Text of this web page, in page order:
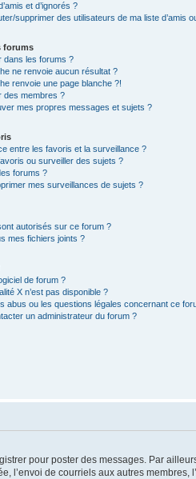
et d’ignorés ?
supprimer des utilisateurs de ma liste d’amis
forums
dans les forums ?
ne renvoie aucun résultat ?
renvoie une page blanche ?!
des membres ?
mes propres messages et sujets ?
entre les favoris et la surveillance ?
ou surveiller des sujets ?
forums ?
mes surveillances de sujets ?
autorisés sur ce forum ?
mes fichiers joints ?
de forum ?
X n’est pas disponible ?
abus ou les questions légales concernant ce
un administrateur du forum ?
pour poster des messages. Par
de courriels aux autres membres,